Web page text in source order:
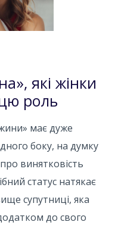
які жінки
роль
має дуже
боку, на думку
винятковість
статус натякає
супутниці, яка
до свого